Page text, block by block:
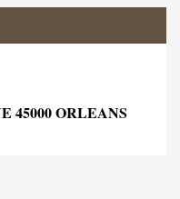
45000 ORLEANS